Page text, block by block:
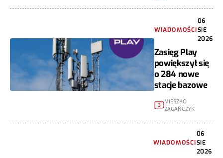
WIADOMOŚCI
06
SIE
2026
Zasięg Play
powiększył się
o 284 nowe
stacje bazowe
3 MIESZKO
ZAGAŃCZYK
WIADOMOŚCI
06
SIE
2026